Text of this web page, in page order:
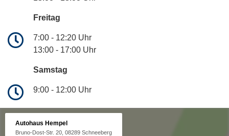
Freitag
7:00 - 12:20 Uhr
13:00 - 17:00 Uhr
Samstag
9:00 - 12:00 Uhr
Autohaus Hempel
Bruno-Dost-Str. 20, 08289 Schneeberg